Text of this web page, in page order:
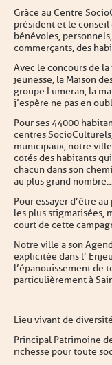
Grâce au Centre
président et le conseil
bénévoles,
commerçants, des
Avec le concours de
jeunesse, la Maison
groupe Lumeran, la
j’espère ne pas en
Pour ses 44000
centres
municipaux, notre ville
cotés des habitants
chacun dans son
au plus grand
Pour essayer d’être
les plus stigmatisées,
court de cette
Notre ville a son
explicitée dans l’
l’épanouissement de
particulièrement à
Lieu vivant de
Principal Patrimoine
richesse pour toute